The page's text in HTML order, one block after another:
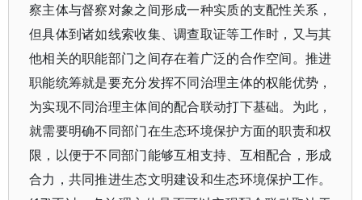
察主体与督察对象之间形成一种实质的支配性关系，
但具体到诸如线索收集、调查取证等工作时，又与其
他相关的职能部门之间存在着广泛的合作空间。推进
职能统筹就是要充分发挥不同治理主体的权能优势，
为实现不同治理主体间的配合联动打下基础。为此，
就需要明确不同部门在生态环境保护方面的职责和权
限，以便于不同部门能够互相支持、互相配合，形成
合力，共同推进生态文明建设和生态环境保护工作。